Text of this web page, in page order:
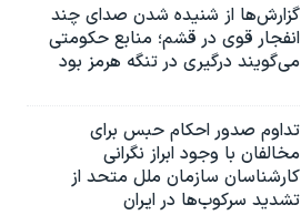
گزارش‌ها از شنیده شدن صدای چند
انفجار قوی در قشم؛ منابع حکومتی
می‌گویند درگیری در تنگه هرمز بود
تداوم صدور احکام حبس برای
مخالفان با وجود ابراز نگرانی
کارشناسان سازمان ملل متحد از
تشدید سرکوب‌ها در ایران